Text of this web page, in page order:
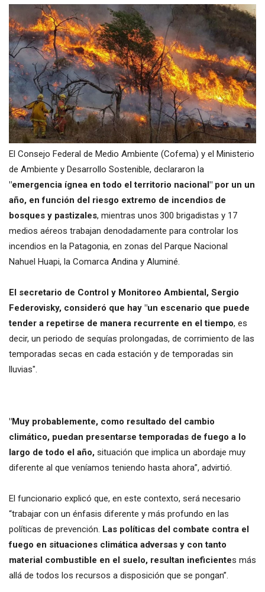
El Consejo Federal de Medio Ambiente (Cofema) y el Ministerio
de Ambiente y Desarrollo Sostenible, declararon la
"emergencia ígnea en todo el territorio nacional" por un un
año, en función del riesgo extremo de incendios de
bosques y pastizales, mientras unos 300 brigadistas y 17
medios aéreos trabajan denodadamente para controlar los
incendios en la Patagonia, en zonas del Parque Nacional
Nahuel Huapi, la Comarca Andina y Aluminé.
El secretario de Control y Monitoreo Ambiental, Sergio
Federovisky, consideró que hay "un escenario que puede
tender a repetirse de manera recurrente en el tiempo, es
decir, un periodo de sequías prolongadas, de corrimiento de las
temporadas secas en cada estación y de temporadas sin
lluvias".
"Muy probablemente, como resultado del cambio
climático, puedan presentarse temporadas de fuego a lo
largo de todo el año, situación que implica un abordaje muy
diferente al que veníamos teniendo hasta ahora”, advirtió.
El funcionario explicó que, en este contexto, será necesario
“trabajar con un énfasis diferente y más profundo en las
políticas de prevención. Las políticas del combate contra el
fuego en situaciones climática adversas y con tanto
material combustible en el suelo, resultan ineficientes más
allá de todos los recursos a disposición que se pongan”.